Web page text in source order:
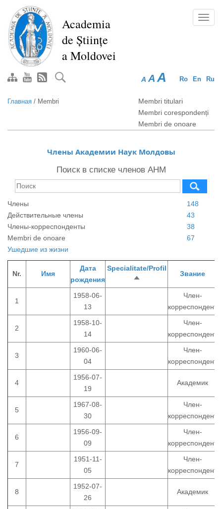
Перейти
основному
содержанию
Academia
de Științe
a Moldovei
Ro En Ru
A A A
Главная / Membri
Membri titulari
Membri corespondenți
Membri de onoare
Члены Академии Наук Молдовы
Поиск в списке членов АНМ
Члены
148
Действительные члены
43
Члены-корреспонденты
38
Membri de onoare
67
Ушедшиe из жизни
Nr. Имя
Дата
рождения
Specialitate/Profil
Сортировать
Звание
1
1958-06-
13
Член-
корреспондент
2
1958-10-
14
Член-
корреспондент
3
1960-06-
04
Член-
корреспондент
4
1956-07-
19
Академик
5
1967-08-
30
Член-
корреспондент
6
1956-09-
09
Член-
корреспондент
7
1951-11-
05
Член-
корреспондент
8
1952-07-
26
Академик